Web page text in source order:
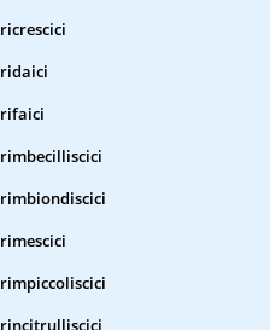
ricrescici
ridaici
rifaici
rimbecilliscici
rimbiondiscici
rimescici
rimpiccoliscici
rincitrulliscici